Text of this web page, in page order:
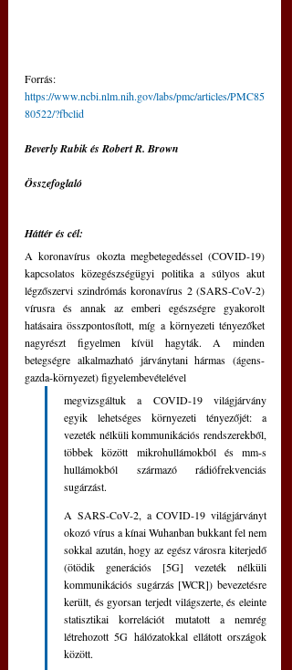
Forrás:
https://www.ncbi.nlm.nih.gov/labs/pmc/articles/PMC85
80522/?fbclid
Beverly Rubik és Robert R. Brown
Összefoglaló
Háttér és cél:
A koronavírus okozta megbetegedéssel (COVID-19)
kapcsolatos közegészségügyi politika a súlyos akut
légzőszervi szindrómás koronavírus 2 (SARS-CoV-2)
vírusra és annak az emberi egészségre gyakorolt
hatásaira összpontosított, míg a környezeti tényezőket
nagyrészt figyelmen kívül hagyták. A minden
betegségre alkalmazható járványtani hármas (ágens-
gazda-környezet) figyelembevételével
megvizsgáltuk a COVID-19 világjárvány
egyik lehetséges környezeti tényezőjét: a
vezeték nélküli kommunikációs rendszerekből,
többek között mikrohullámokból és mm-s
hullámokból származó rádiófrekvenciás
sugárzást.
A SARS-CoV-2, a COVID-19 világjárványt
okozó vírus a kínai Wuhanban bukkant fel nem
sokkal azután, hogy az egész városra kiterjedő
(ötödik generációs [5G] vezeték nélküli
kommunikációs sugárzás [WCR]) bevezetésre
került, és gyorsan terjedt világszerte, és eleinte
statisztikai korrelációt mutatott a nemrég
létrehozott 5G hálózatokkal ellátott országok
között.